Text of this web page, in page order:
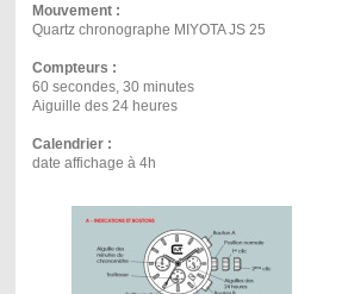
Mouvement :
Quartz chronographe MIYOTA JS 25
Compteurs :
60 secondes, 30 minutes
Aiguille des 24 heures
Calendrier :
date affichage à 4h